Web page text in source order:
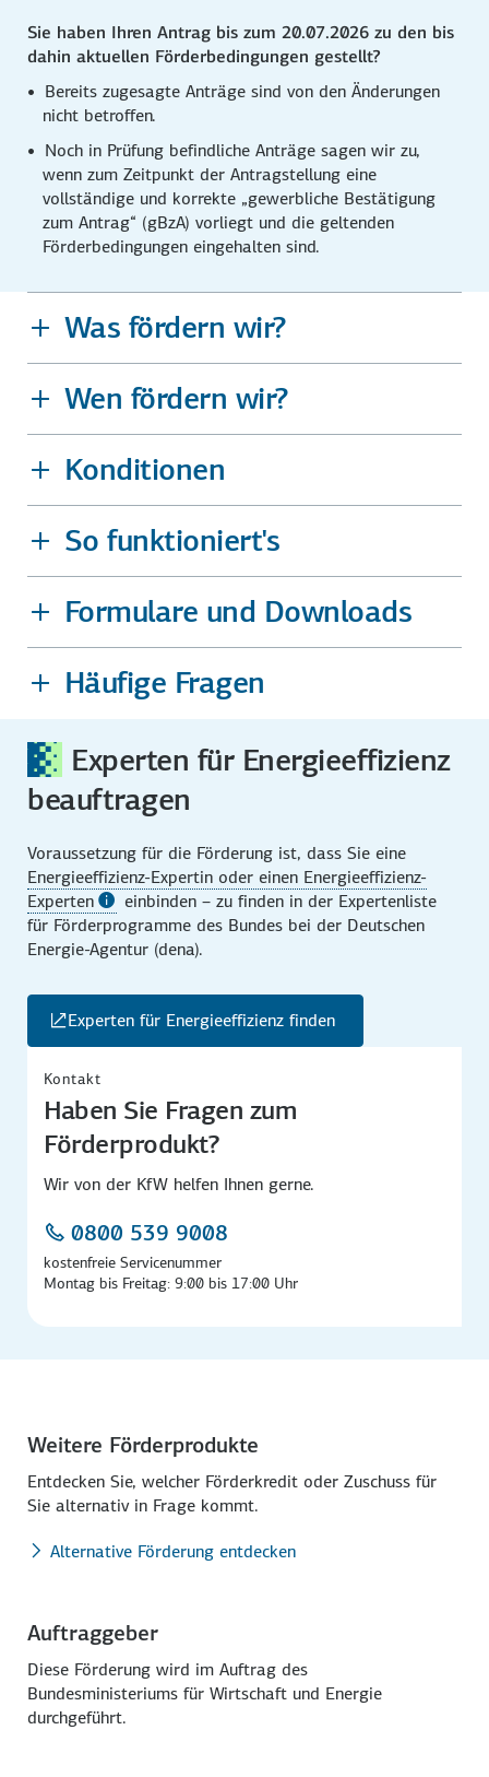
Sie haben Ihren Antrag bis zum 20.07.2026 zu den bis
dahin aktuellen Förderbedingungen gestellt?
Bereits zugesagte Anträge sind von den Änderungen
nicht betroffen.
Noch in Prüfung befindliche Anträge sagen wir zu,
wenn zum Zeitpunkt der Antragstellung eine
vollständige und korrekte „gewerbliche Bestätigung
zum Antrag“ (gBzA) vorliegt und die geltenden
Förderbedingungen eingehalten sind.
Was fördern wir?
Wen fördern wir?
Konditionen
So funktioniert's
Formulare und Downloads
Häufige Fragen
Experten für Energieeffizienz
beauftragen
Voraussetzung für die Förderung ist, dass Sie eine
Energie­effizienz-Expertin oder einen Energie­effizienz-
Experten
einbinden – zu finden in der Experten­liste
für Förder­programme des Bundes bei der Deutschen
Energie-Agentur (dena).
Experten für Energieeffizienz finden
Kontakt
Haben Sie Fragen zum
Förderprodukt?
Wir von der KfW helfen Ihnen gerne.
0800 539 9008
kostenfreie Servicenummer
Montag bis Freitag: 9:00 bis 17:00 Uhr
Weitere Förderprodukte
Entdecken Sie, welcher Förder­kredit oder Zuschuss für
Sie alternativ in Frage kommt.
Alternative Förderung entdecken
Auftraggeber
Diese Förderung wird im Auftrag des
Bundesministeriums für Wirtschaft und Energie
durchgeführt.